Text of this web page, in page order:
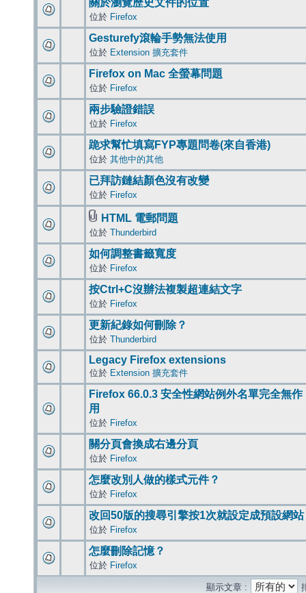
關於瀏覽歷史文件的位置
位於 Firefox
Gesturefy滾輪手勢無法使用
位於 Extension 擴充套件
Firefox on Mac 全螢幕問題
位於 Firefox
兩步驗證錯誤
位於 Firefox
跪求幫忙填寫FYP專題問卷(來自香港)
位於 其他中的其他
已拜訪鏈結顏色沒有改變
位於 Firefox
HTML 電郵問題
位於 Thunderbird
如何調整書籤寬度
位於 Firefox
按Ctrl+C沒辦法複製超連結文字
位於 Firefox
更新紀錄如何刪除？
位於 Thunderbird
Legacy Firefox extensions
位於 Extension 擴充套件
Firefox 66.0.3 安全性網站例外名單完全無作
用
位於 Firefox
關分頁會換成右邊分頁
位於 Firefox
怎麼改別人做的樣式元件？
位於 Firefox
改回50版的搜尋引擎按1次就設定成預設網站
位於 Firefox
怎麼刪除記憶？
位於 Firefox
顯示文章 :